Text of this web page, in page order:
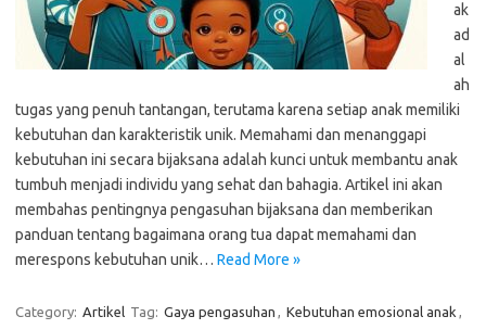
ak
ad
al
ah
tugas yang penuh tantangan, terutama karena setiap anak memiliki
kebutuhan dan karakteristik unik. Memahami dan menanggapi
kebutuhan ini secara bijaksana adalah kunci untuk membantu anak
tumbuh menjadi individu yang sehat dan bahagia. Artikel ini akan
membahas pentingnya pengasuhan bijaksana dan memberikan
panduan tentang bagaimana orang tua dapat memahami dan
merespons kebutuhan unik… Read More »
Category: Artikel Tag: Gaya pengasuhan , Kebutuhan emosional anak ,